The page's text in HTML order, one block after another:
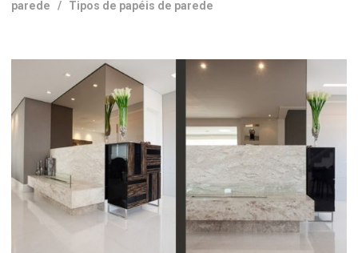
parede / Tipos de papéis de parede